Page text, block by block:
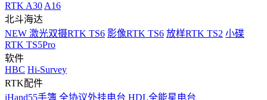
RTK A30 A16
北斗海达
NEW 激光双摄RTK TS6 影像RTK TS6 放样RTK TS2 小碟
RTK TS5Pro
软件
HBC Hi-Survey
RTK配件
iHand55手簿 全协议外挂电台 HDL全能星电台